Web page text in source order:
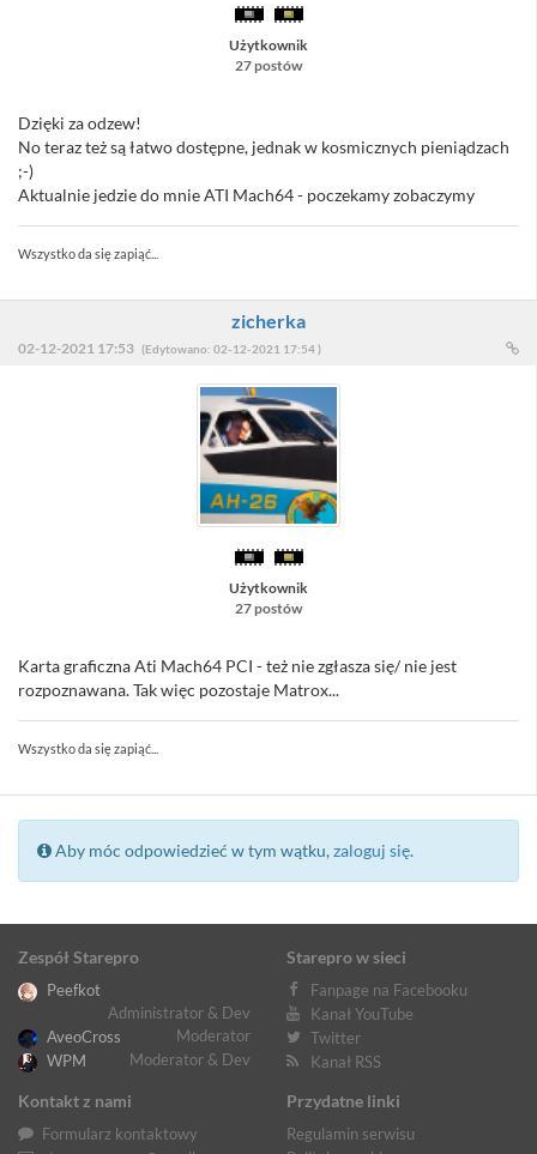
Użytkownik
27 postów
Dzięki za odzew!
No teraz też są łatwo dostępne, jednak w kosmicznych pieniądzach
;-)
Aktualnie jedzie do mnie ATI Mach64 - poczekamy zobaczymy
Wszystko da się zapiąć...
zicherka
02-12-2021 17:53 (Edytowano: 02-12-2021 17:54 )
Użytkownik
27 postów
Karta graficzna Ati Mach64 PCI - też nie zgłasza się/ nie jest
rozpoznawana. Tak więc pozostaje Matrox...
Wszystko da się zapiąć...
Aby móc odpowiedzieć w tym wątku,zaloguj się.
Zespół Starepro
Peefkot
Administrator & Dev
AveoCross
Moderator
WPM
Moderator & Dev
Starepro w sieci
Fanpage na Facebooku
Kanał YouTube
Twitter
Kanał RSS
Kontakt z nami
Formularz kontaktowy
Przydatne linki
Regulamin serwisu